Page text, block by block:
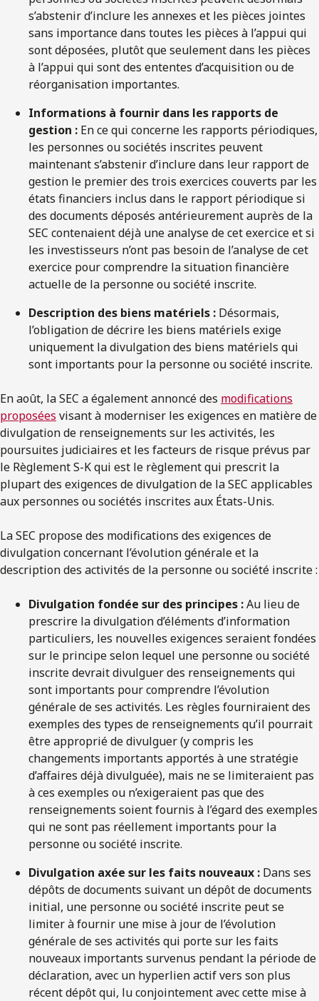
s’abstenir d’inclure les annexes et les pièces jointes
sans importance dans toutes les pièces à l’appui qui
sont déposées, plutôt que seulement dans les pièces
à l’appui qui sont des ententes d’acquisition ou de
réorganisation importantes.
Informations à fournir dans les rapports de
gestion : En ce qui concerne les rapports périodiques,
les personnes ou sociétés inscrites peuvent
maintenant s’abstenir d’inclure dans leur rapport de
gestion le premier des trois exercices couverts par les
états financiers inclus dans le rapport périodique si
des documents déposés antérieurement auprès de la
SEC contenaient déjà une analyse de cet exercice et si
les investisseurs n’ont pas besoin de l’analyse de cet
exercice pour comprendre la situation financière
actuelle de la personne ou société inscrite.
Description des biens matériels : Désormais,
l’obligation de décrire les biens matériels exige
uniquement la divulgation des biens matériels qui
sont importants pour la personne ou société inscrite.
En août, la SEC a également annoncé des modifications
proposées visant à moderniser les exigences en matière de
divulgation de renseignements sur les activités, les
poursuites judiciaires et les facteurs de risque prévus par
le Règlement S-K qui est le règlement qui prescrit la
plupart des exigences de divulgation de la SEC applicables
aux personnes ou sociétés inscrites aux États-Unis.
La SEC propose des modifications des exigences de
divulgation concernant l’évolution générale et la
description des activités de la personne ou société inscrite :
Divulgation fondée sur des principes :Au lieu de
prescrire la divulgation d’éléments d’information
particuliers, les nouvelles exigences seraient fondées
sur le principe selon lequel une personne ou société
inscrite devrait divulguer des renseignements qui
sont importants pour comprendre l’évolution
générale de ses activités. Les règles fourniraient des
exemples des types de renseignements qu’il pourrait
être approprié de divulguer (y compris les
changements importants apportés à une stratégie
d’affaires déjà divulguée), mais ne se limiteraient pas
à ces exemples ou n’exigeraient pas que des
renseignements soient fournis à l’égard des exemples
qui ne sont pas réellement importants pour la
personne ou société inscrite.
Divulgation axée sur les faits nouveaux : Dans ses
dépôts de documents suivant un dépôt de documents
initial, une personne ou société inscrite peut se
limiter à fournir une mise à jour de l’évolution
générale de ses activités qui porte sur les faits
nouveaux importants survenus pendant la période de
déclaration, avec un hyperlien actif vers son plus
récent dépôt qui, lu conjointement avec cette mise à